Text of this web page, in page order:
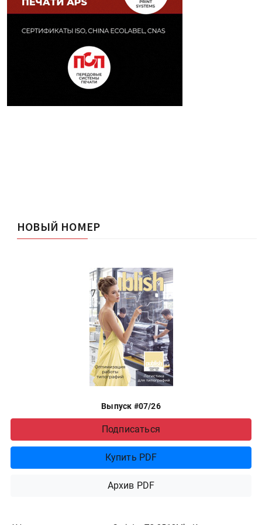
НОВЫЙ НОМЕР
Выпуск #07/26
Подписаться
Купить PDF
Архив PDF